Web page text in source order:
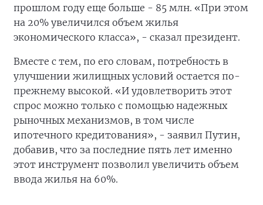
прошлом году еще больше - 85 млн. «При этом
на 20% увеличился объем жилья
экономического класса», - сказал президент.
Вместе с тем, по его словам, потребность в
улучшении жилищных условий остается по-
прежнему высокой. «И удовлетворить этот
спрос можно только с помощью надежных
рыночных механизмов, в том числе
ипотечного кредитования», - заявил Путин,
добавив, что за последние пять лет именно
этот инструмент позволил увеличить объем
ввода жилья на 60%.